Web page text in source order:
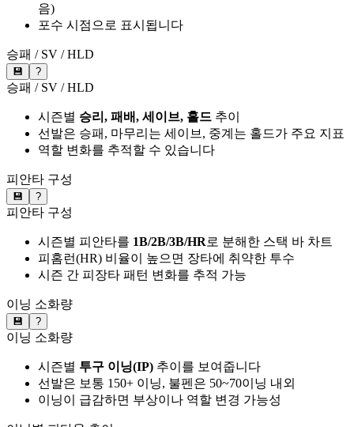
음)
포수 시점으로 표시됩니다
승패 / SV / HLD
💾 ?
승패 / SV / HLD
시즌별 승리, 패배, 세이브, 홀드 추이
선발은 승패, 마무리는 세이브, 중계는 홀드가 주요 지표
역할 변화를 추적할 수 있습니다
피안타 구성
💾 ?
피안타 구성
시즌별 피안타를 1B/2B/3B/HR로 분해한 스택 바 차트
피홈런(HR) 비율이 높으면 장타에 취약한 투수
시즌 간 피장타 패턴 변화를 추적 가능
이닝 소화량
💾 ?
이닝 소화량
시즌별 투구 이닝(IP) 추이를 보여줍니다
선발은 보통 150+ 이닝, 불펜은 50~70이닝 내외
이닝이 급감하면 부상이나 역할 변경 가능성